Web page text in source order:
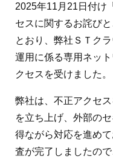
2025年11月21日付け
セスに関するお詫び
とおり、弊社ＳＴク
運用に係る専用ネッ
クセスを受けました。
弊社は、不正アクセ
を立ち上げ、外部の
得ながら対応を進め
査が完了しましたの